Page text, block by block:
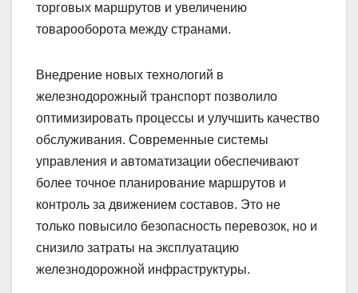
торговых маршрутов и увеличению
товарооборота между странами.
Внедрение новых технологий в
железнодорожный транспорт позволило
оптимизировать процессы и улучшить качество
обслуживания. Современные системы
управления и автоматизации обеспечивают
более точное планирование маршрутов и
контроль за движением составов. Это не
только повысило безопасность перевозок, но и
снизило затраты на эксплуатацию
железнодорожной инфраструктуры.